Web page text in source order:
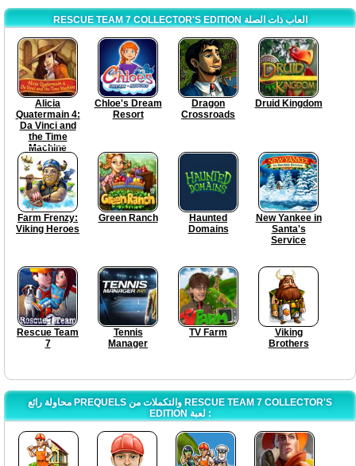
RESCUE TEAM 7 COLLECTOR'S EDITION العاب ذات الصلة
Alicia
Quatermain 4:
Da Vinci and
the Time
Machine
Chloe's Dream
Resort
Dragon
Crossroads
Druid Kingdom
Farm Frenzy:
Viking Heroes
Green Ranch
Haunted
Domains
New Yankee in
Santa's
Service
Rescue Team
7
Tennis
Manager
TV Farm
Viking
Brothers
محاولة رائع PREQUELS والتكملات من RESCUE TEAM 7 COLLECTOR'S
EDITION لعبة :